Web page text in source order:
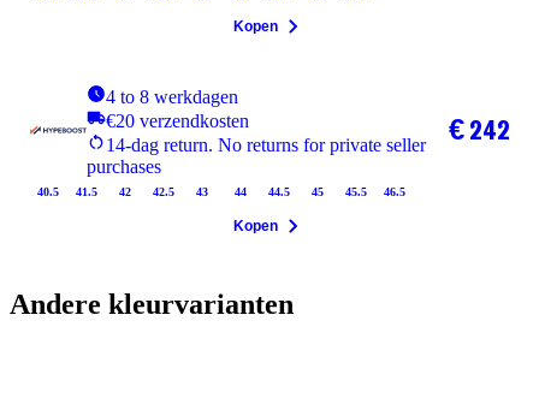
Kopen
4 to 8 werkdagen
€20 verzendkosten
14-dag return. No returns for private seller
purchases
40.5 41.5 42 42.5 43 44 44.5 45 45.5 46.5
€ 242
Kopen
Andere kleurvarianten